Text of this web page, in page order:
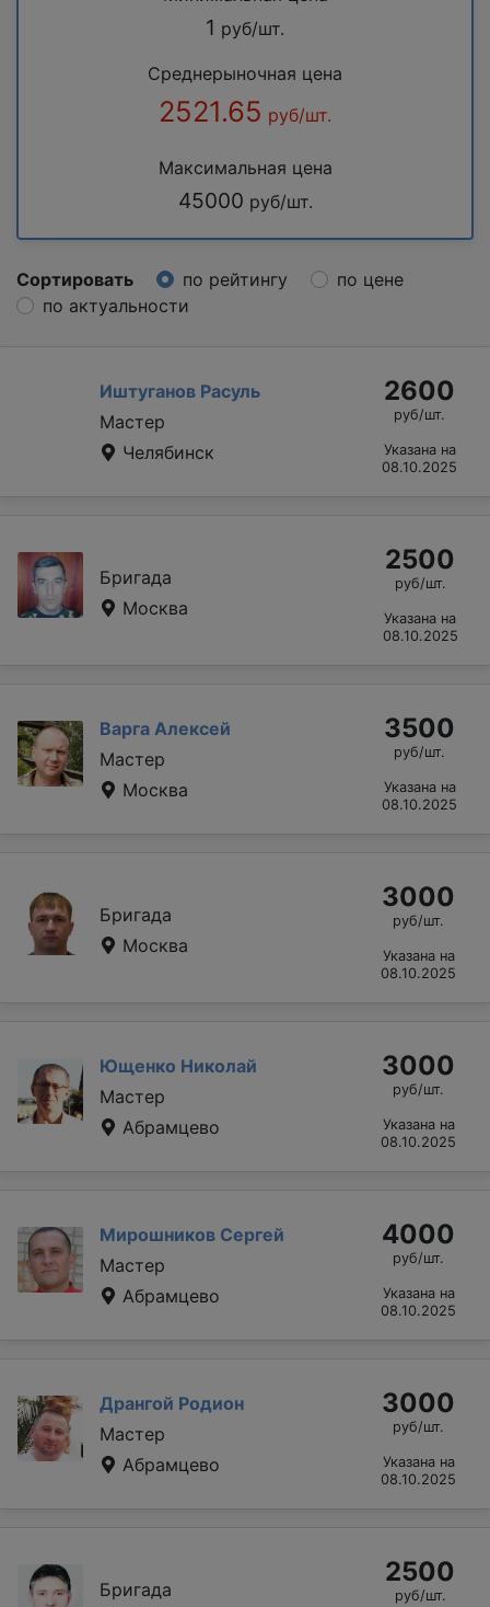
1 руб/шт.
Среднерыночная цена
2521.65 руб/шт.
Максимальная цена
45000 руб/шт.
Сортировать по рейтингу
по цене
по актуальности
Иштуганов Расуль
Мастер
Челябинск
2600
руб/шт.
Указана на
08.10.2025
Бригада
Москва
2500
руб/шт.
Указана на
08.10.2025
Варга Алексей
Мастер
Москва
3500
руб/шт.
Указана на
08.10.2025
Бригада
Москва
3000
руб/шт.
Указана на
08.10.2025
Ющенко Николай
Мастер
Абрамцево
3000
руб/шт.
Указана на
08.10.2025
Мирошников Сергей
Мастер
Абрамцево
4000
руб/шт.
Указана на
08.10.2025
Дрангой Родион
Мастер
Абрамцево
3000
руб/шт.
Указана на
08.10.2025
Бригада
2500
руб/шт.